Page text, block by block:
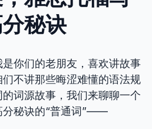
秘诀
你们的老朋友，喜欢讲故事
不讲那些晦涩难懂的语法规
词源故事，我们来聊聊一个
分秘诀的“普通词”——